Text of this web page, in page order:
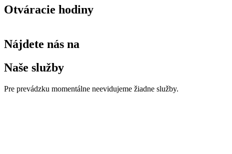
Otváracie hodiny
Nájdete nás na
Naše služby
Pre prevádzku momentálne neevidujeme žiadne služby.